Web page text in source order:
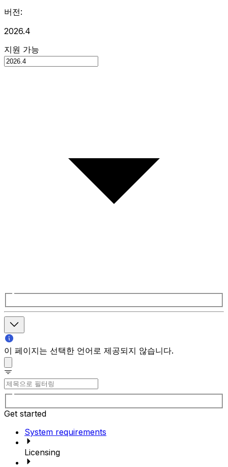
버전:
2026.4
지원 가능
이 페이지는 선택한 언어로 제공되지 않습니다.
Get started
System requirements
Licensing